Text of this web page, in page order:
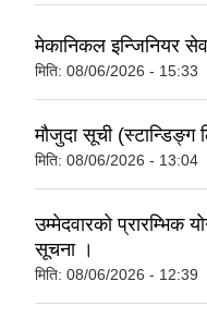
मेकानिकल इन्जिनियर
मिति: 08/06/2026 - 15:33
मौजुदा सूची (स्टान्डिङ्ग
मिति: 08/06/2026 - 13:04
उम्मेदवारको प्रारम्भिक
सूचना ।
मिति: 08/06/2026 - 12:39